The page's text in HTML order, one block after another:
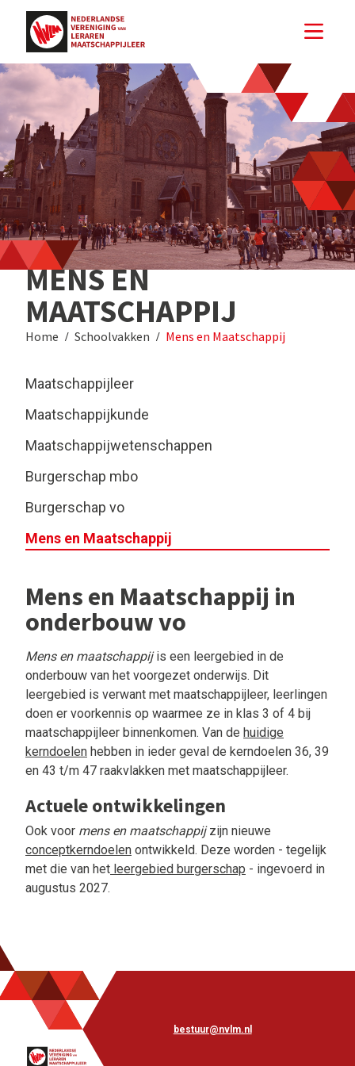
MENS EN
MAATSCHAPPIJ
Home Schoolvakken Mens en Maatschappij
Maatschappijleer
Maatschappijkunde
Maatschappijwetenschappen
Burgerschap mbo
Burgerschap vo
Mens en Maatschappij
Mens en Maatschappij in
onderbouw vo
Mens en maatschappijis een leergebied in de
onderbouw van het voorgezet onderwijs. Dit
leergebied is verwant met maatschappijleer, leerlingen
doen er voorkennis op waarmee ze in klas 3 of 4 bij
maatschappijleer binnenkomen. Van de huidige
kerndoelen hebben in ieder geval de kerndoelen 36, 39
en 43 t/m 47 raakvlakken met maatschappijleer.
Actuele ontwikkelingen
Ook voor mens en maatschappijzijn nieuwe
conceptkerndoelen ontwikkeld. Deze worden - tegelijk
met die van het leergebied burgerschap - ingevoerd in
augustus 2027.
bestuur@nvlm.nl